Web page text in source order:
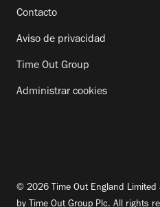
Contacto
Aviso de privacidad
Time Out Group
Administrar cookies
© 2026 Time Out England Limited